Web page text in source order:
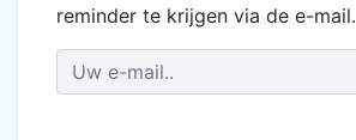
reminder te krijgen via de e-mail.